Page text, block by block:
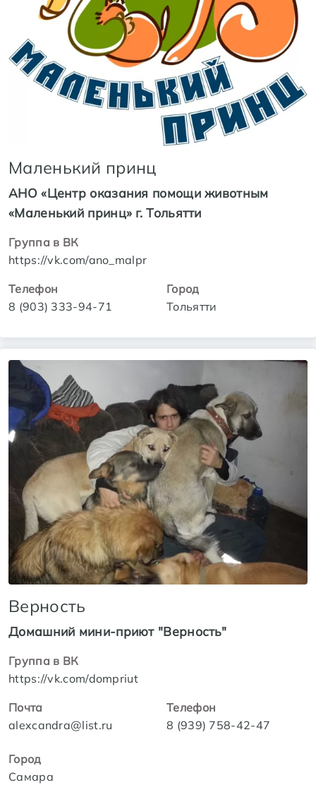
Маленький принц
АНО «Центр оказания помощи животным
«Маленький принц» г. Тольятти
Группа в ВК
https://vk.com/ano_malpr
Телефон
8 (903) 333-94-71
Город
Тольятти
Верность
Домашний мини-приют "Верность"
Группа в ВК
https://vk.com/dompriut
Почта
alexcandra@list.ru
Телефон
8 (939) 758-42-47
Город
Самара